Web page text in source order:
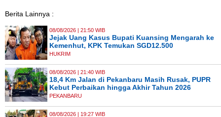
Berita Lainnya :
08/08/2026 | 21:50 WIB
Jejak Uang Kasus Bupati Kuansing Mengarah ke
Kemenhut, KPK Temukan SGD12.500
HUKRIM
08/08/2026 | 21:40 WIB
18,4 Km Jalan di Pekanbaru Masih Rusak, PUPR
Kebut Perbaikan hingga Akhir Tahun 2026
PEKANBARU
08/08/2026 | 19:27 WIB